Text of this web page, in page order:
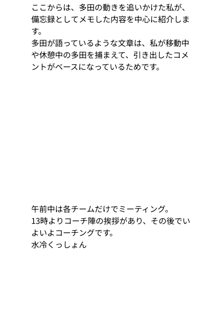
ここからは、多田の動きを追いかけた私が、
備忘録としてメモした内容を中心に紹介しま
す。
多田が語っているような文章は、私が移動中
や休憩中の多田を捕まえて、引き出したコメ
ントがベースになっているためです。
午前中は各チームだけでミーティング。
13時よりコーチ陣の挨拶があり、その後でい
よいよコーチングです。
水冷くっしょん